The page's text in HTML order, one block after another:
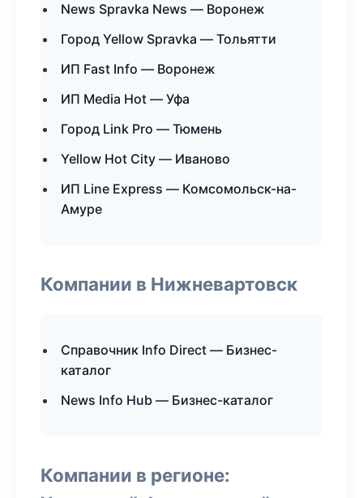
News Spravka News — Воронеж
Город Yellow Spravka — Тольятти
ИП Fast Info — Воронеж
ИП Media Hot — Уфа
Город Link Pro — Тюмень
Yellow Hot City — Иваново
ИП Line Express — Комсомольск-на-
Амуре
Компании в Нижневартовск
Справочник Info Direct — Бизнес-
каталог
News Info Hub — Бизнес-каталог
Компании в регионе: